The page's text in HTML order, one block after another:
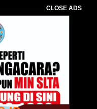
CLOSE ADS